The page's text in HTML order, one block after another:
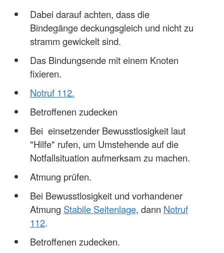
Dabei darauf achten, dass die
Bindegänge deckungsgleich und nicht zu
stramm gewickelt sind.
Das Bindungsende mit einem Knoten
fixieren.
Notruf 112.
Betroffenen zudecken
Bei einsetzender Bewusstlosigkeit laut
"Hilfe" rufen, um Umstehende auf die
Notfallsituation aufmerksam zu machen.
Atmung prüfen.
Bei Bewusstlosigkeit und vorhandener
Atmung Stabile Seitenlage, dann Notruf
112.
Betroffenen zudecken.